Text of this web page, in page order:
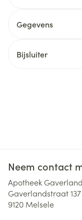
Gegevens
Bijsluiter
Neem contact
Apotheek
Gaverlandstraat 137
9120 Melsele